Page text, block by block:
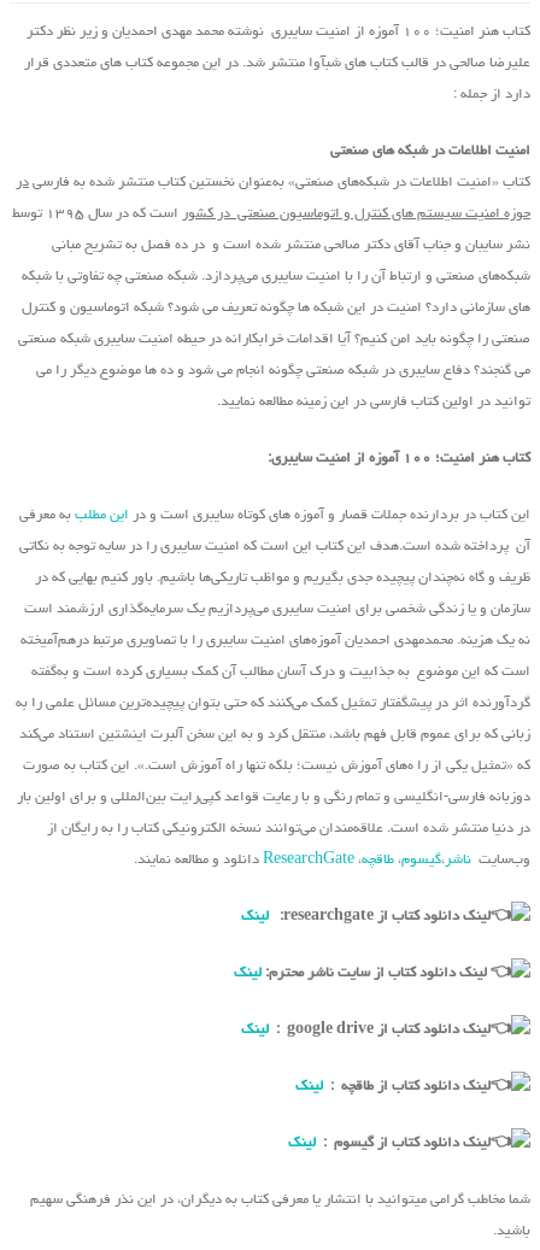
کتاب هنر امنیت؛ ۱۰۰ آموزه از امنیت سایبری نوشته محمد مهدی احمدیان و زیر نظر دکتر
علیرضا صالحی در قالب کتاب های شبآوا منتشر شد. در این مجموعه کتاب های متعددی قرار
دارد از جمله :
امنیت اطلاعات در شبکه های صنعتی
کتاب «امنیت اطلاعات در شبکه‌های صنعتی» به‌عنوان نخستین کتاب منتشر شده به فارسی در
حوزه امنیت سیستم های کنترل و اتوماسیون صنعتی در کشور
است که در سال ۱۳۹۵ توسط
نشر سایبان و جناب آقای دکتر صالحی منتشر شده است و در ده فصل به تشریح مبانی
شبکه‌های صنعتی و ارتباط آن را با امنیت سایبری می‌پردازد. شبکه صنعتی چه تفاوتی با شبکه
های سازمانی دارد؟ امنیت در این شبکه ها چگونه تعریف می شود؟ شبکه اتوماسیون و کنترل
صنعتی را چگونه باید امن کنیم؟ آیا اقدامات خرابکارانه در حیطه امنیت سایبری شبکه صنعتی
می گنجند؟ دفاع سایبری در شبکه صنعتی چگونه انجام می شود و ده ها موضوع دیگر را می
توانید در اولین کتاب فارسی در این زمینه مطالعه نمایید.
کتاب هنر امنیت؛ ۱۰۰ آموزه از امنیت سایبری:
این کتاب در بردارنده جملات قصار و آموزه های کوتاه سایبری است و در این مطلب به معرفی
آن پرداخته شده است.هدف این کتاب این است که امنیت سایبری را در سایه توجه به نکاتی
ظریف و گاه نه‌چندان پیچیده جدی بگیریم و مواظب تاریکی‌ها باشیم. باور کنیم بهایی که در
سازمان و یا زندگی شخصی برای امنیت سایبری می‌پردازیم یک سرمایه‌گذاری ارزشمند است
نه یک هزینه. محمدمهدی احمدیان آموزه‌های امنیت سایبری را با تصاویری مرتبط درهم‌آمیخته
است که این موضوع به جذابیت و درک آسان مطالب آن کمک بسیاری کرده است و به‌گفته
گردآورنده اثر در پیشگفتار تمثیل کمک می‌کنند که حتی بتوان پیچیده‌ترین مسائل علمی را به
زبانی که برای عموم قابل فهم باشد، منتقل کرد و به این سخن آلبرت اینشتین استناد می‌کند
که «تمثیل یکی از را ه‌های آموزش نیست؛ بلکه تنها راه آموزش است.». این کتاب به صورت
دوزبانه فارسی-انگلیسی و تمام رنگی و با رعایت قواعد کپی‌رایت بین‌المللی و برای اولین بار
در دنیا منتشر شده است. علاقه‌مندان می‌توانند نسخه الکترونیکی کتاب را به رایگان از
وب‌سایت ناشر،گیسوم، طاقچه، ResearchGate دانلود و مطالعه نمایند.
لینک دانلود کتاب از researchgate: لینک
لینک دانلود کتاب از سایت ناشر محترم: لینک
لینک دانلود کتاب از google drive : لینک
لینک دانلود کتاب از طاقچه : لینک
لینک دانلود کتاب از گیسوم : لینک
شما مخاطب گرامی میتوانید با انتشار یا معرفی کتاب به دیگران، در این نذر فرهنگی سهیم
باشید.